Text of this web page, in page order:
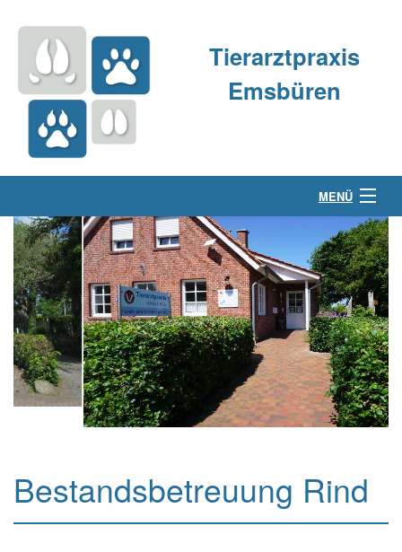
Tierarztpraxis
Emsbüren
MENÜ
Über uns
Kleintierpraxis
Großtierpraxis
Kontakt & Anfahrt
Bestandsbetreuung Rind